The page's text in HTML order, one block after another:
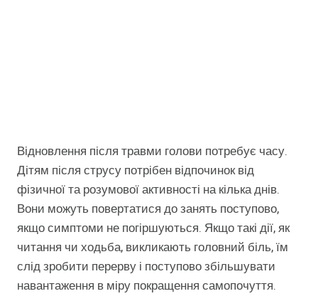
Відновлення після травми голови потребує часу.
Дітям після струсу потрібен відпочинок від
фізичної та розумової активності на кілька днів.
Вони можуть повертатися до занять поступово,
якщо симптоми не погіршуються. Якщо такі дії, як
читання чи ходьба, викликають головний біль, їм
слід зробити перерву і поступово збільшувати
навантаження в міру покращення самопочуття.